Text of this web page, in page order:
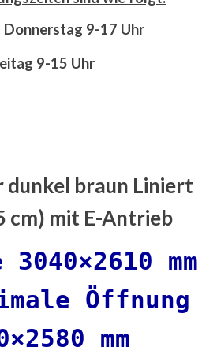
9-17 Uhr
9-15 Uhr
braun Liniert
cm) mit E-Antrieb
mm
Öffnung
mm